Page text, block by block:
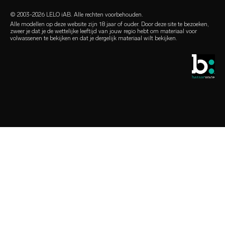
retailers
environmental labels
contact
seks accessoires
condooms
© 2003-2026 LELO iAB. Alle rechten voorbehouden.
Alle modellen op deze website zijn 18 jaar of ouder. Door deze site te bezoeken,
zweer je dat je de wettelijke leeftijd van jouw regio hebt om materiaal voor
volwassenen te bekijken en dat je dergelijk materiaal wilt bekijken.